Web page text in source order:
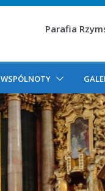
Parafia
WSPÓLNOTY